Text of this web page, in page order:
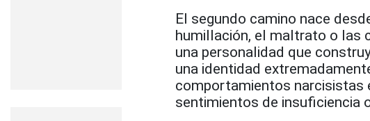
El segundo camino nace
humillación, el maltrato o las
una personalidad que
una identidad
comportamientos narcisistas
sentimientos de insuficiencia